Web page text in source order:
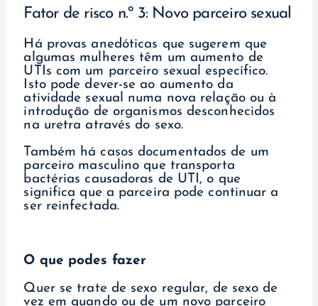
Fator de risco n.º 3: Novo parceiro sexual
Há provas anedóticas que sugerem que
algumas mulheres têm um aumento de
UTIs com um parceiro sexual específico.
Isto pode dever-se ao aumento da
atividade sexual numa nova relação ou à
introdução de organismos desconhecidos
na uretra através do sexo.
Também há casos documentados de um
parceiro masculino que transporta
bactérias causadoras de UTI, o que
significa que a parceira pode continuar a
ser reinfectada.
O que podes fazer
Quer se trate de sexo regular, de sexo de
vez em quando ou de um novo parceiro